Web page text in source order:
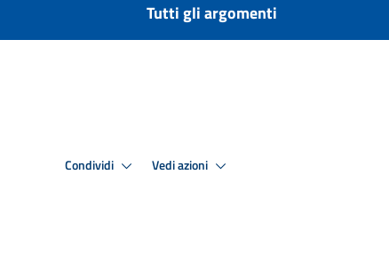
Tutti gli argomenti
Condividi Vedi azioni